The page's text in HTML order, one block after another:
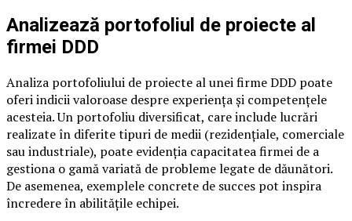
Analizează portofoliul de proiecte al
firmei DDD
Analiza portofoliului de proiecte al unei firme DDD poate
oferi indicii valoroase despre experiența și competențele
acesteia. Un portofoliu diversificat, care include lucrări
realizate în diferite tipuri de medii (rezidențiale, comerciale
sau industriale), poate evidenția capacitatea firmei de a
gestiona o gamă variată de probleme legate de dăunători.
De asemenea, exemplele concrete de succes pot inspira
încredere în abilitățile echipei.